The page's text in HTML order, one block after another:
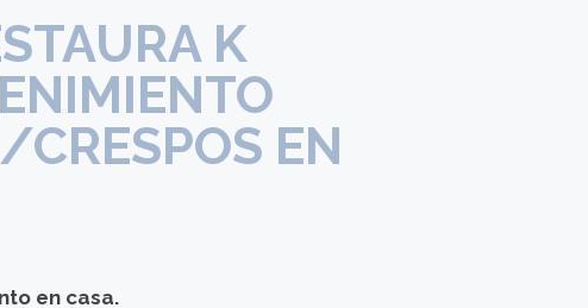
K
CRESPOS EN
en casa.